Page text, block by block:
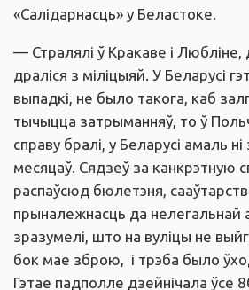
«Салідарнасць» у Беластоке.
— Стралялі ў Кракаве і
драліся з міліцыяй. У Беларусі
выпадкі, не было такога, каб
тычыцца затрыманняў, то ў
справу бралі, у Беларусі амаль
месяцаў. Сядзеў за канкрэтную
распаўсюд бюлетэня,
прыналежнасць да нелегальнай
зразумелі, што на вуліцы не
бок мае зброю, і трэба было
Гэтае падполле дзейнічала ўсе